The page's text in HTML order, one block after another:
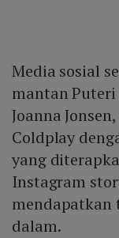
Media sosial
mantan Puteri
Joanna
Coldplay
yang
Instagram
mendapatkan
dalam.